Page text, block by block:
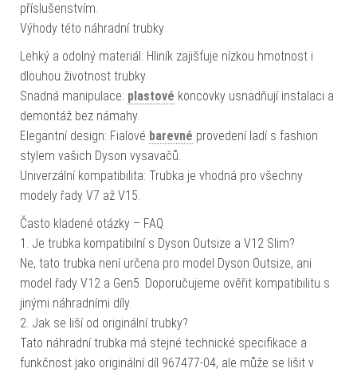
příslušenstvím.
Výhody této náhradní trubky
Lehký a odolný materiál: Hliník zajišťuje nízkou hmotnost i
dlouhou životnost trubky.
Snadná manipulace: plastové koncovky usnadňují instalaci a
demontáž bez námahy.
Elegantní design: Fialové barevné provedení ladí s fashion
stylem vašich Dyson vysavačů.
Univerzální kompatibilita: Trubka je vhodná pro všechny
modely řady V7 až V15.
Často kladené otázky – FAQ
1. Je trubka kompatibilní s Dyson Outsize a V12 Slim?
Ne, tato trubka není určena pro model Dyson Outsize, ani
model řady V12 a Gen5. Doporučujeme ověřit kompatibilitu s
jinými náhradními díly.
2. Jak se liší od originální trubky?
Tato náhradní trubka má stejné technické specifikace a
funkčnost jako originální díl 967477-04, ale může se lišit v